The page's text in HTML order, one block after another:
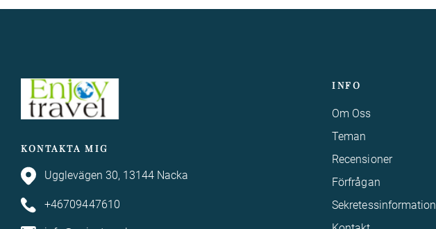
KONTAKTA MIG
Ugglevägen 30, 13144 Nacka
+46709447610
INFO
Om Oss
Teman
Recensioner
Förfrågan
Sekretessinformation